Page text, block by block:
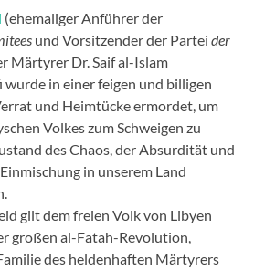
(ehemaliger Anführer der
und Vorsitzender der Parteider
Märtyrer Dr. Saif al-Islam
in einer feigen und billigen
und Heimtücke ermordet, um
Volkes zum Schweigen zu
des Chaos, der Absurdität und
in unserem Land
gilt dem freien Volk von Libyen
großen al-Fatah-Revolution,
des heldenhaften Märtyrers